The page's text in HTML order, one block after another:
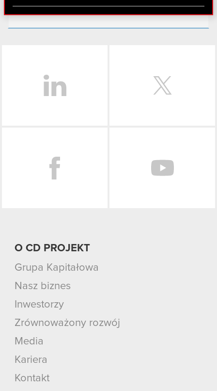
Partnerzy mogą połączyć te informacje z innymi
danymi otrzymanymi od Ciebie lub uzyskanymi
podczas korzystania z ich usług. Kontynuując
gear.cdprojektred.com
O CD PROJEKT
Grupa Kapitałowa
Nasz biznes
Inwestorzy
Zrównoważony rozwój
Media
Kariera
Kontakt